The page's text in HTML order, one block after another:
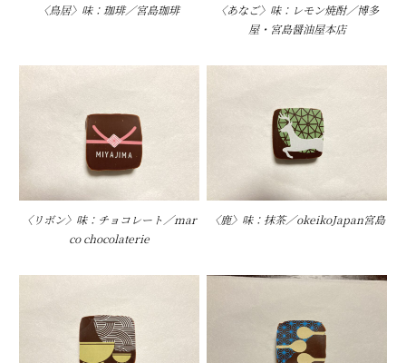
〈鳥居〉味：珈琲／宮島珈琲
〈あなご〉味：レモン焼酎／博多
屋・宮島醤油屋本店
〈リボン〉味：チョコレート／mar
co chocolaterie
〈鹿〉味：抹茶／okeikoJapan宮島